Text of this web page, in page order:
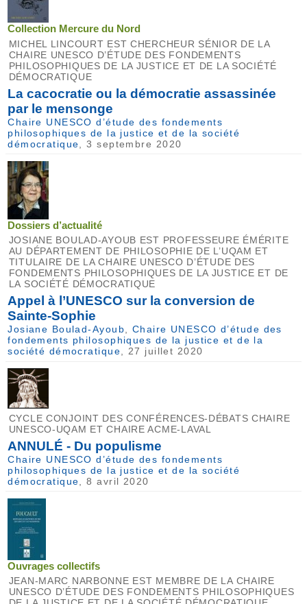
Collection Mercure du Nord
MICHEL LINCOURT EST CHERCHEUR SÉNIOR DE LA
CHAIRE UNESCO D’ÉTUDE DES FONDEMENTS
PHILOSOPHIQUES DE LA JUSTICE ET DE LA SOCIÉTÉ
DÉMOCRATIQUE
La cacocratie ou la démocratie assassinée
par le mensonge
Chaire UNESCO d’étude des fondements
philosophiques de la justice et de la société
démocratique , 3 septembre 2020
Dossiers d’actualité
JOSIANE BOULAD-AYOUB EST PROFESSEURE ÉMÉRITE
AU DÉPARTEMENT DE PHILOSOPHIE DE L’UQAM ET
TITULAIRE DE LA CHAIRE UNESCO D’ÉTUDE DES
FONDEMENTS PHILOSOPHIQUES DE LA JUSTICE ET DE
LA SOCIÉTÉ DÉMOCRATIQUE
Appel à l’UNESCO sur la conversion de
Sainte-Sophie
Josiane Boulad-Ayoub
Chaire UNESCO d’étude des
fondements philosophiques de la justice et de la
société démocratique , 27 juillet 2020
CYCLE CONJOINT DES CONFÉRENCES-DÉBATS CHAIRE
UNESCO-UQAM ET CHAIRE ACME-LAVAL
ANNULÉ - Du populisme
Chaire UNESCO d’étude des fondements
philosophiques de la justice et de la société
démocratique , 8 avril 2020
Ouvrages collectifs
JEAN-MARC NARBONNE EST MEMBRE DE LA CHAIRE
UNESCO D’ÉTUDE DES FONDEMENTS PHILOSOPHIQUES